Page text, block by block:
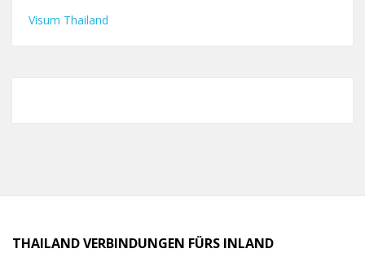
Visum Thailand
THAILAND VERBINDUNGEN FÜRS INLAND